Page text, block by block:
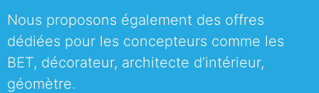
Nous proposons également des offres
dédiées pour les concepteurs comme les
BET, décorateur, architecte d’intérieur,
géomètre.